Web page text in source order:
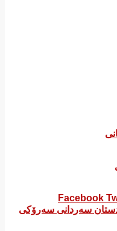
Facebook